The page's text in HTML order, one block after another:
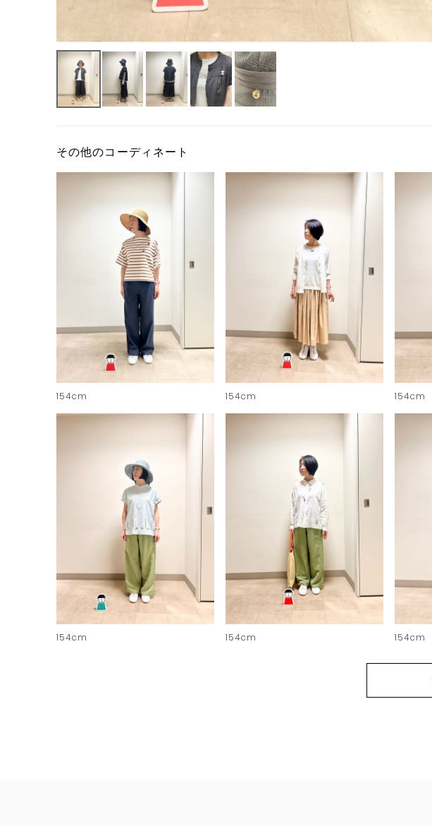
その他のコーディネート
154cm 154cm 154cm
154cm 154cm 154cm